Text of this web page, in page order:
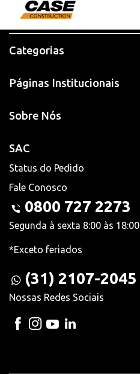
Categorias
Páginas Institucionais
Sobre Nós
SAC
Status do Pedido
Fale Conosco
0800 727 2273
Segunda à sexta 8:00 às 18:00
*Exceto feriados
(31) 2107-2045
Nossas Redes Sociais